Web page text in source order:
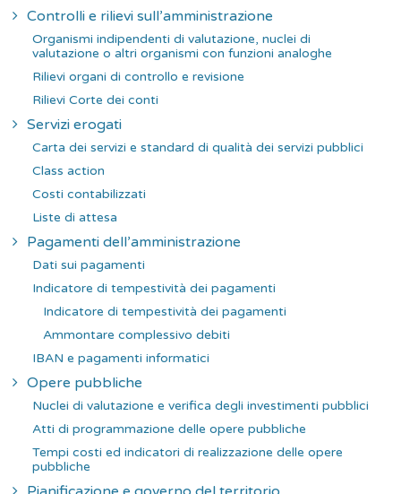
Controlli e rilievi sull’amministrazione
Organismi indipendenti di valutazione, nuclei di
valutazione o altri organismi con funzioni analoghe
Rilievi organi di controllo e revisione
Rilievi Corte dei conti
Servizi erogati
Carta dei servizi e standard di qualità dei servizi pubblici
Class action
Costi contabilizzati
Liste di attesa
Pagamenti dell’amministrazione
Dati sui pagamenti
Indicatore di tempestività dei pagamenti
Indicatore di tempestività dei pagamenti
Ammontare complessivo debiti
IBAN e pagamenti informatici
Opere pubbliche
Nuclei di valutazione e verifica degli investimenti pubblici
Atti di programmazione delle opere pubbliche
Tempi costi ed indicatori di realizzazione delle opere
pubbliche